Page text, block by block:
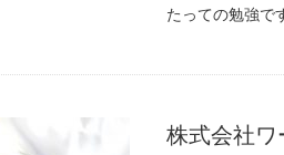
たっての勉強
株式会社